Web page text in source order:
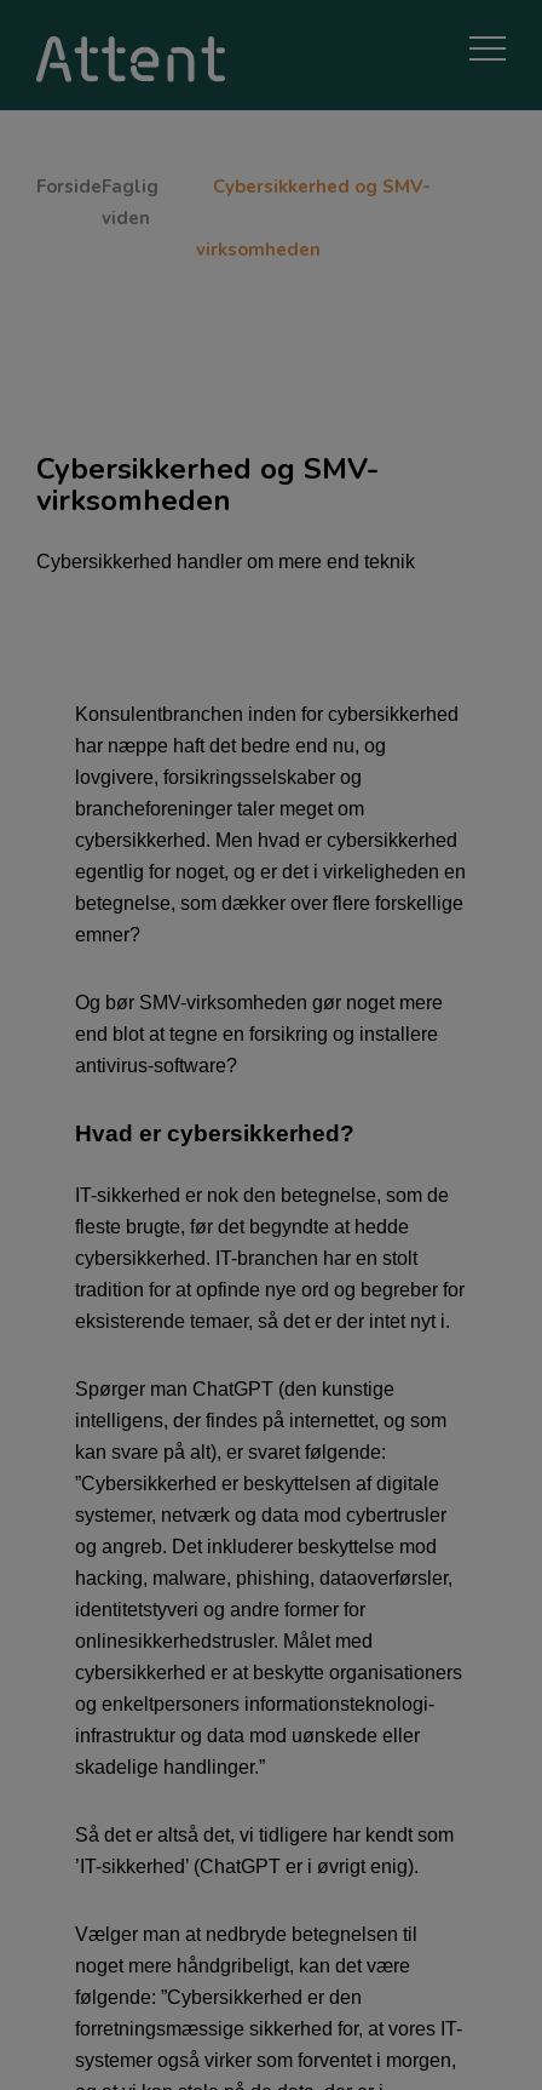
ForsideFaglig
viden
Cybersikkerhed og SMV-
virksomheden
Cybersikkerhed og SMV-
virksomheden
Cybersikkerhed handler om mere end teknik
Konsulentbranchen inden for cybersikkerhed
har næppe haft det bedre end nu, og
lovgivere, forsikringsselskaber og
brancheforeninger taler meget om
cybersikkerhed. Men hvad er cybersikkerhed
egentlig for noget, og er det i virkeligheden en
betegnelse, som dækker over flere forskellige
emner?
Og bør SMV-virksomheden gør noget mere
end blot at tegne en forsikring og installere
antivirus-software?
Hvad er cybersikkerhed?
IT-sikkerhed er nok den betegnelse, som de
fleste brugte, før det begyndte at hedde
cybersikkerhed. IT-branchen har en stolt
tradition for at opfinde nye ord og begreber for
eksisterende temaer, så det er der intet nyt i.
Spørger man ChatGPT (den kunstige
intelligens, der findes på internettet, og som
kan svare på alt), er svaret følgende:
”Cybersikkerhed er beskyttelsen af digitale
systemer, netværk og data mod cybertrusler
og angreb. Det inkluderer beskyttelse mod
hacking, malware, phishing, dataoverførsler,
identitetstyveri og andre former for
onlinesikkerhedstrusler. Målet med
cybersikkerhed er at beskytte organisationers
og enkeltpersoners informationsteknologi-
infrastruktur og data mod uønskede eller
skadelige handlinger.”
Så det er altså det, vi tidligere har kendt som
’IT-sikkerhed’ (ChatGPT er i øvrigt enig).
Vælger man at nedbryde betegnelsen til
noget mere håndgribeligt, kan det være
følgende: ”Cybersikkerhed er den
forretningsmæssige sikkerhed for, at vores IT-
systemer også virker som forventet i morgen,